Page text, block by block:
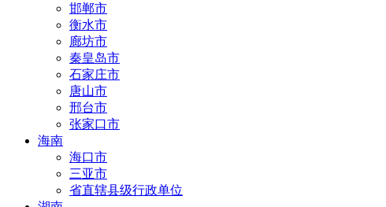
邯郸市
衡水市
廊坊市
秦皇岛市
石家庄市
唐山市
邢台市
张家口市
海南
海口市
三亚市
省直辖县级行政单位